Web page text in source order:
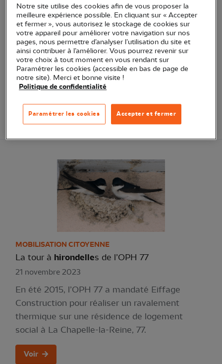
La caserne de Bonne à Grenoble est un site
exemplaire d’urbanisme durable à l’échelle d’un
quartier. Mais avant sa requalification,
l’ancienne caserne militaire abritait sur ses
vieux bâtiments, l’une des plus importantes
colonies d’hirondelles de fenêtre (espèce
protégée) de l�...
Voir
MOBILISATION CITOYENNE
La tour à hirondelles de l’OPH 77
21 novembre 2023
En été 2015, l’OPH 77 a mandaté Eiffage
Construction pour réaliser un ravalement
thermique sur une résidence de logement
social à La Chapelle-la-Reine, 77.
Voir
Notre site utilise des cookies afin de vous proposer la
meilleure expérience possible. En cliquant sur « Accepter
et fermer », vous autorisez le stockage de cookies sur
votre appareil pour améliorer votre navigation sur nos
pages, nous permettre d’analyser l’utilisation du site et
ainsi contribuer à l’améliorer. Vous pourrez revenir sur
votre choix à tout moment en vous rendant sur
Paramétrer les cookies (accessible en bas de page de
notre site). Merci et bonne visite !
Politique de confidentialité
Accepter et fermer
Paramétrer les cookies